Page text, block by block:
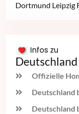
Dortmund Leipzig
Infos zu
Deutschland
Offizielle
Deutschland
Deutschland